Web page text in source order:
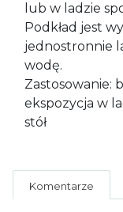
lub w ladzie
Podkład jest
jednostronnie
wodę.
Zastosowanie:
ekspozycja w
stół
Komentarze